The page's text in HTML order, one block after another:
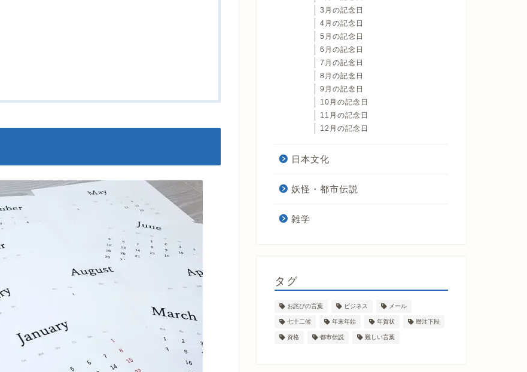
3月の記念日
4月の記念日
5月の記念日
6月の記念日
7月の記念日
8月の記念日
9月の記念日
10月の記念日
11月の記念日
12月の記念日
日本文化
妖怪・都市伝説
雑学
タグ
お詫びの言葉 ビジネス メール
七十二候 年末年始 年賀状 暦注下段
資格 都市伝説 難しい言葉